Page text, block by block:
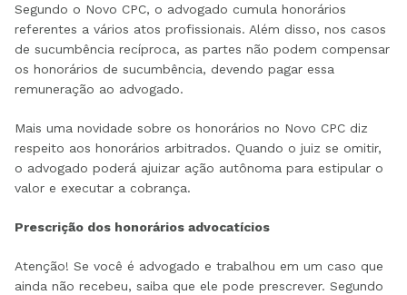
Segundo o Novo CPC, o advogado cumula honorários
referentes a vários atos profissionais. Além disso, nos casos
de sucumbência recíproca, as partes não podem compensar
os honorários de sucumbência, devendo pagar essa
remuneração ao advogado.
Mais uma novidade sobre os honorários no Novo CPC diz
respeito aos honorários arbitrados. Quando o juiz se omitir,
o advogado poderá ajuizar ação autônoma para estipular o
valor e executar a cobrança.
Prescrição dos honorários advocatícios
Atenção! Se você é advogado e trabalhou em um caso que
ainda não recebeu, saiba que ele pode prescrever. Segundo